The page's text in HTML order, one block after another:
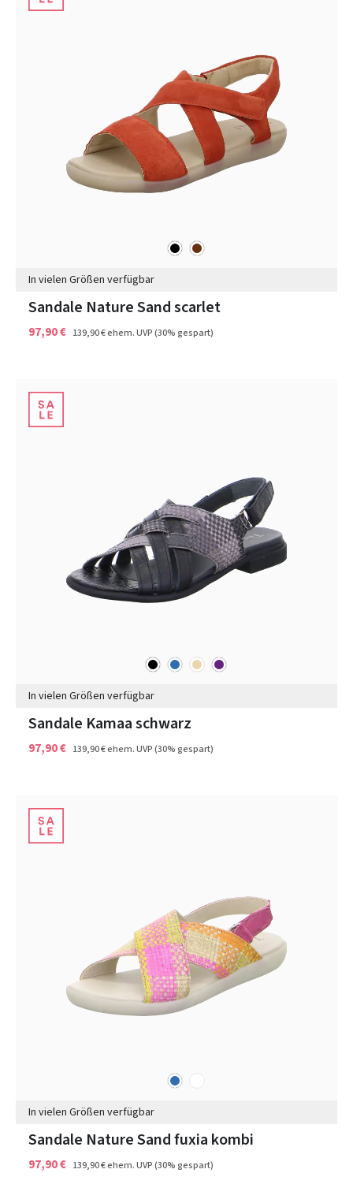
schwarz
braun
In vielen Größen verfügbar
Sandale Nature Sand scarlet
97,90 € 139,90 €ehem. UVP(30% gespart)
schwarz
blau beigelila
In vielen Größen verfügbar
Sandale Kamaa schwarz
97,90 € 139,90 €ehem. UVP(30% gespart)
blau
In vielen Größen verfügbar
Sandale Nature Sand fuxia kombi
97,90 € 139,90 €ehem. UVP(30% gespart)